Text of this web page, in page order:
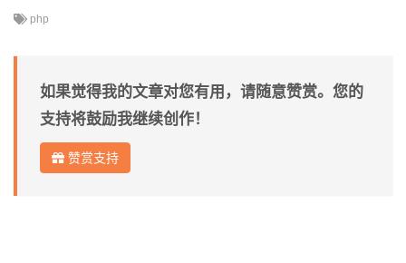
php
如果觉得我的文章对您有用，请随意赞赏。您的
支持将鼓励我继续创作！
赞赏支持